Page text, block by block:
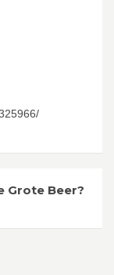
Grote Beer?